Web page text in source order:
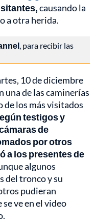
causando la
a otra herida.
, para recibir las
10 de diciembre
una de las caminerías
de los más visitados
testigos y
de
por otros
a los presentes de
algunos
del tronco y su
pudieran
ve en el video